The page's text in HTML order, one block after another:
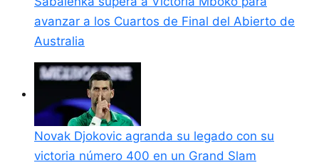
avanzar a los Cuartos de Final del Abierto de
Australia
Novak Djokovic agranda su legado con su
victoria número 400 en un Grand Slam